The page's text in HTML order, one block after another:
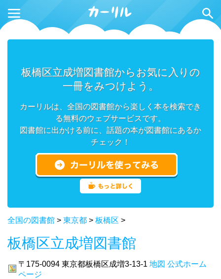
板橋区立成増図書館からお気に入りの
一冊をみつけよう。
カーリルは、全国の図書館から楽しく本を検索でき
る無料のウェブサービスです。
図書館に出かける前に、話題の本が図書館にあるか
チェック！
全国の図書館 > 東京都 > 板橋区 >
板橋区立成増図書館
〒175-0094 東京都板橋区成増3-13-1 地図 公式ホーム
ページ